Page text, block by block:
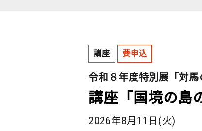
講座 要申込
令和８年度特別展「対
講座「国境の島
2026年8月11日(火)